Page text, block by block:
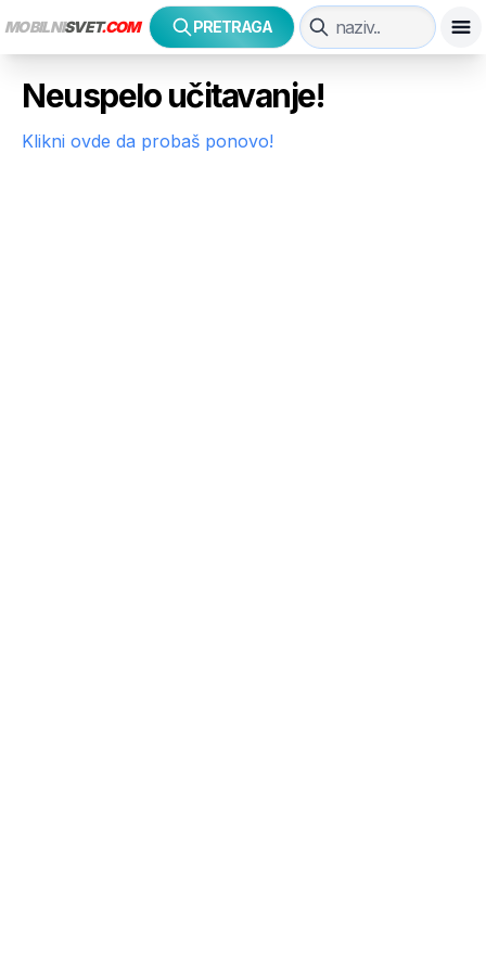
MOBILNISVET.COM PRETRAGA
Neuspelo učitavanje!
Klikni ovde da probaš ponovo!